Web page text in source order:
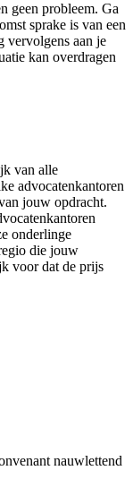
geen probleem. Ga
sprake is van een
vervolgens aan je
kan overdragen
van alle
advocatenkantoren
jouw opdracht.
onderlinge
die jouw
voor dat de prijs
nauwlettend